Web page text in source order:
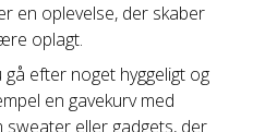
en oplevelse, der skaber
oplagt.
gå efter noget hyggeligt og
en gavekurv med
sweater eller gadgets, der